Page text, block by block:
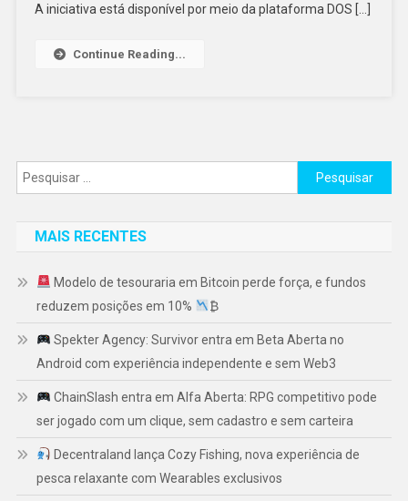
A iniciativa está disponível por meio da plataforma DOS […]
Continue Reading...
Pesquisar
por:
MAIS RECENTES
Modelo de tesouraria em Bitcoin perde força, e fundos
reduzem posições em 10%
₿
Spekter Agency: Survivor entra em Beta Aberta no
Android com experiência independente e sem Web3
ChainSlash entra em Alfa Aberta: RPG competitivo pode
ser jogado com um clique, sem cadastro e sem carteira
Decentraland lança Cozy Fishing, nova experiência de
pesca relaxante com Wearables exclusivos